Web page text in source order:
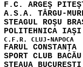
F.C. ARGEŞ
A.S.A. TÂRGU-
STEAGUL
FARUL
SPORT CLUB